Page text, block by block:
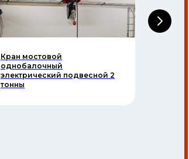
Кран мостовой
однобалочный
электрический подвесной 2
тонны